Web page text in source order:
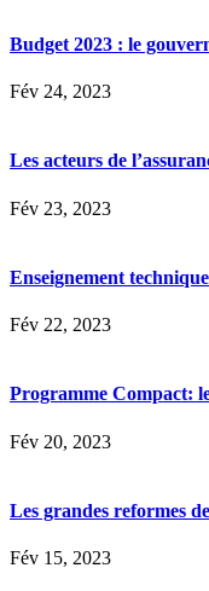
Budget 2023 : le
Fév 24, 2023
Les acteurs de
Fév 23, 2023
Enseignement
Fév 22, 2023
Programme Compact:
Fév 20, 2023
Les grandes reformes
Fév 15, 2023